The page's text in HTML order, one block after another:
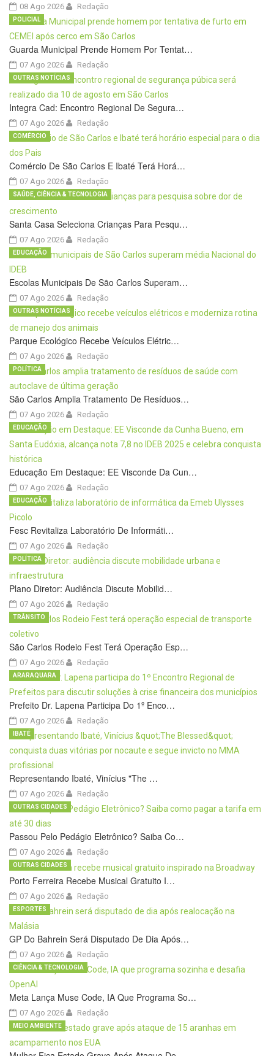
08 Ago 2026 Redação
Guarda Municipal Prende Homem Por Tentat…
07 Ago 2026
POLICIAL
Redação
Integra Cad: Encontro Regional De Segura…
07 Ago 2026
OUTRAS NOTÍCIAS
Redação
Comércio De São Carlos E Ibaté Terá Horá…
07 Ago 2026
COMÉRCIO
Redação
Santa Casa Seleciona Crianças Para Pesqu…
07 Ago 2026
SAÚDE, CIÊNCIA & TECNOLOGIA
Redação
Escolas Municipais De São Carlos Superam…
07 Ago 2026
EDUCAÇÃO
Redação
Parque Ecológico Recebe Veículos Elétric…
07 Ago 2026
OUTRAS NOTÍCIAS
Redação
São Carlos Amplia Tratamento De Resíduos…
07 Ago 2026
POLÍTICA
Redação
Educação Em Destaque: EE Visconde Da Cun…
07 Ago 2026
EDUCAÇÃO
Redação
Fesc Revitaliza Laboratório De Informáti…
07 Ago 2026
EDUCAÇÃO
Redação
Plano Diretor: Audiência Discute Mobilid…
07 Ago 2026
POLÍTICA
Redação
São Carlos Rodeio Fest Terá Operação Esp…
07 Ago 2026
TRÂNSITO
Redação
Prefeito Dr. Lapena Participa Do 1º Enco…
07 Ago 2026
ARARAQUARA
Redação
Representando Ibaté, Vinícius "The …
07 Ago 2026
IBATÉ
Redação
Passou Pelo Pedágio Eletrônico? Saiba Co…
07 Ago 2026
OUTRAS CIDADES
Redação
Porto Ferreira Recebe Musical Gratuito I…
07 Ago 2026
OUTRAS CIDADES
Redação
GP Do Bahrein Será Disputado De Dia Após…
07 Ago 2026
ESPORTES
Redação
Meta Lança Muse Code, IA Que Programa So…
07 Ago 2026
CIÊNCIA & TECNOLOGIA
Redação
MEIO AMBIENTE